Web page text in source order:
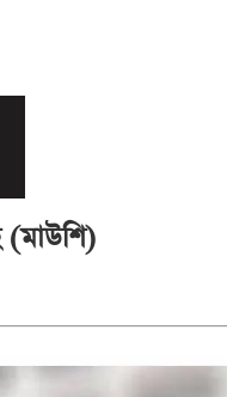
(মাউশি)